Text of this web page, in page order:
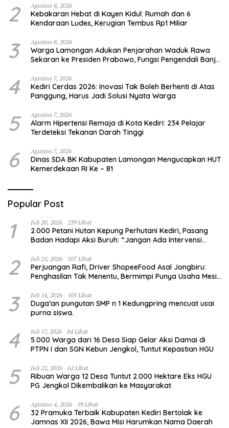
2 Agustus 8, 2026
Kebakaran Hebat di Kayen Kidul: Rumah dan 6
Kendaraan Ludes, Kerugian Tembus Rp1 Miliar
3 Agustus 8, 2026
Warga Lamongan Adukan Penjarahan Waduk Rawa
Sekaran ke Presiden Prabowo, Fungsi Pengendali Banjir
4 Agustus 7, 2026
Kediri Cerdas 2026: Inovasi Tak Boleh Berhenti di Atas
Panggung, Harus Jadi Solusi Nyata Warga
5 Agustus 7, 2026
Alarm Hipertensi Remaja di Kota Kediri: 234 Pelajar
Terdeteksi Tekanan Darah Tinggi
6 Agustus 7, 2026
Dinas SDA BK Kabupaten Lamongan Mengucapkan HUT
Kemerdekaan RI Ke – 81
Popular Post
1 Juli 20, 2026 239 Lihat
2.000 Petani Hutan Kepung Perhutani Kediri, Pasang
Badan Hadapi Aksi Buruh: “Jangan Ada Intervensi
2 Juli 25, 2026 107 Lihat
Perjuangan Rafi, Driver ShopeeFood Asal Jongbiru:
Penghasilan Tak Menentu, Bermimpi Punya Usaha Mesin
3 Juli 14, 2026 105 Lihat
Duga’an pungutan SMP n 1 Kedungpring mencuat usai
purna siswa.
4 Juli 17, 2026 84 Lihat
5.000 Warga dari 16 Desa Siap Gelar Aksi Damai di
PTPN I dan SGN Kebun Jengkol, Tuntut Kepastian HGU
5 Juli 22, 2026 62 Lihat
Ribuan Warga 12 Desa Tuntut 2.000 Hektare Eks HGU
PG Jengkol Dikembalikan ke Masyarakat
6 Agustus 4, 2026 59 Lihat
32 Pramuka Terbaik Kabupaten Kediri Bertolak ke
Jamnas XII 2026, Bawa Misi Harumkan Nama Daerah